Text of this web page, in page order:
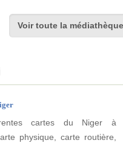
Voir toute la médiathèque
cartes du Niger à
physique, carte routière,